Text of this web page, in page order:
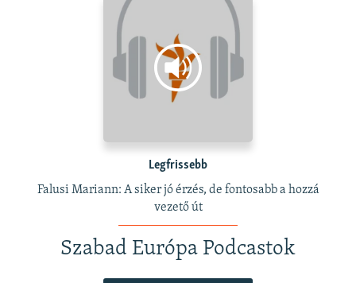
Legfrissebb
Falusi Mariann: A siker jó érzés, de fontosabb a hozzá
vezető út
Szabad Európa Podcastok